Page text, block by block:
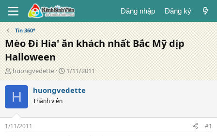
Đăng nhập Đăng ký
Tin 360°
Mèo Đi Hia' ăn khách nhất Bắc Mỹ dịp
Halloween
T
á
c
g
ả
huongvedette
N
g
à
g
1/11/2011
H huongvedette
Thành viên
1/11/2011 #1